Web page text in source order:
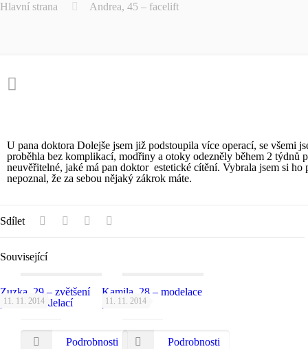
Hlavní strana
Andrea, 45 – facelift
U pana doktora Dolejše jsem již podstoupila více operací, se všemi
proběhla bez komplikací, modřiny a otoky odezněly během 2 týdnů
neuvěřitelné, jaké má pan doktor estetické cítění. Vybrala jsem si
nepoznal, že za sebou nějaký zákrok máte.
Sdílet
Související
11. 11. 2014
Zuzka, 29 – zvětšení
prsou s modelací
Podrobnosti
11. 11. 2014
Kamila, 28 – modelace
prsou
Podrobnosti